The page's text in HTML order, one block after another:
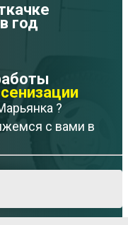
год
?
с вами в